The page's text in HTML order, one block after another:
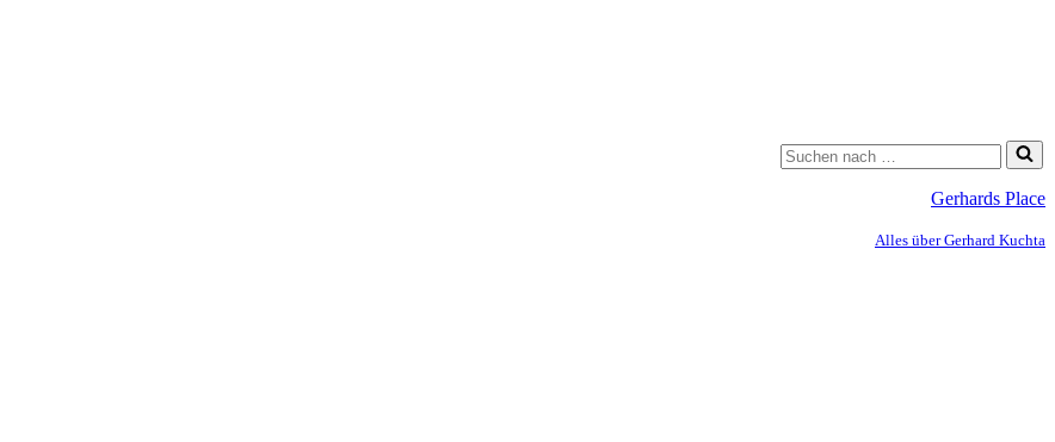
Gerhards Place
Alles über Gerhard Kuchta